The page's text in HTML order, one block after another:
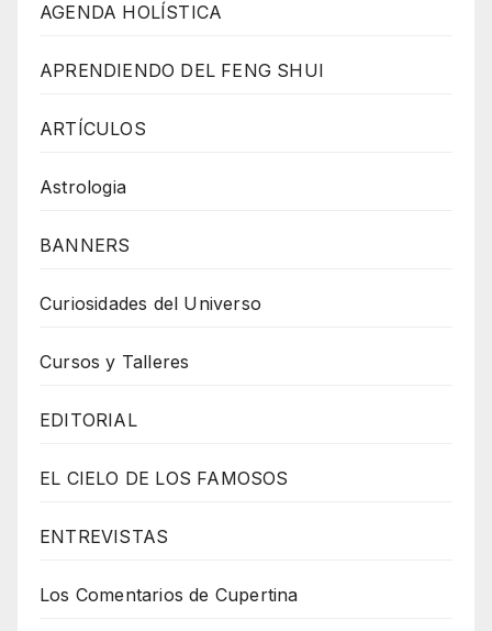
AGENDA HOLÍSTICA
APRENDIENDO DEL FENG SHUI
ARTÍCULOS
Astrologia
BANNERS
Curiosidades del Universo
Cursos y Talleres
EDITORIAL
EL CIELO DE LOS FAMOSOS
ENTREVISTAS
Los Comentarios de Cupertina